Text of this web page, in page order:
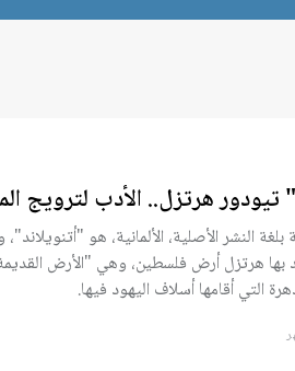
تيودور هرتزل.. الأدب لترويج
بلغة النشر الأصلية، الألمانية، هو
بها هرتزل أرض فلسطين، وهي "الأرض
التي أقامها أسلاف اليهود فيها.